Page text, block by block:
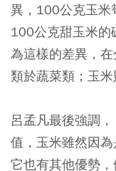
異，100公克玉米
100公克甜玉米的
為這樣的差異，
類於蔬菜類；玉米
呂孟凡最後強調
值，玉米雖然因
它也有其他優勢